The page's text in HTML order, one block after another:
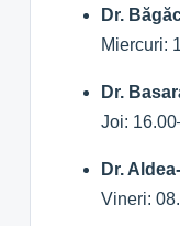
Dr.
Miercuri:
Dr.
Joi:
Dr.
Vineri: